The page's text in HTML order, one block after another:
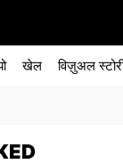
खेल विज़ुअल